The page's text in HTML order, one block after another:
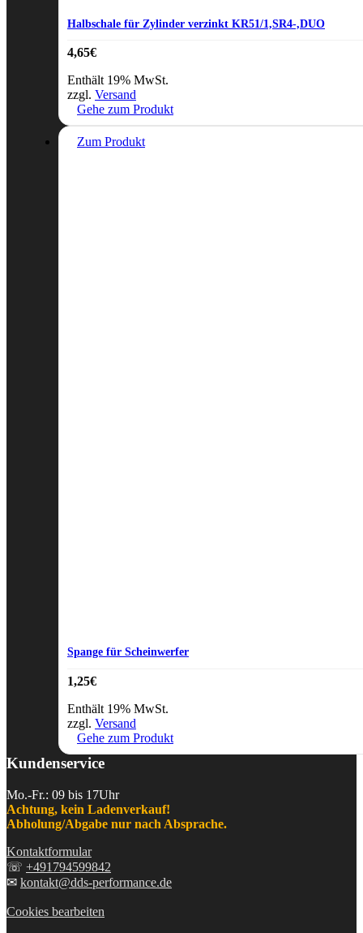
Halbschale für Zylinder verzinkt KR51/1,SR4-,DUO
4,65€
Enthält 19% MwSt.
zzgl. Versand
Gehe zum Produkt
Zum Produkt
Spange für Scheinwerfer
1,25€
Enthält 19% MwSt.
zzgl. Versand
Gehe zum Produkt
Kundenservice
Mo.-Fr.: 09 bis 17Uhr
Achtung, kein Ladenverkauf!
Abholung/Abgabe nur nach Absprache.
Kontaktformular
☏ +491794599842
✉ kontakt@dds-performance.de
Cookies bearbeiten